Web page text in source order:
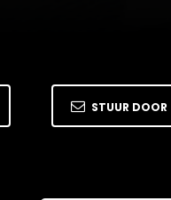
STUUR DOOR